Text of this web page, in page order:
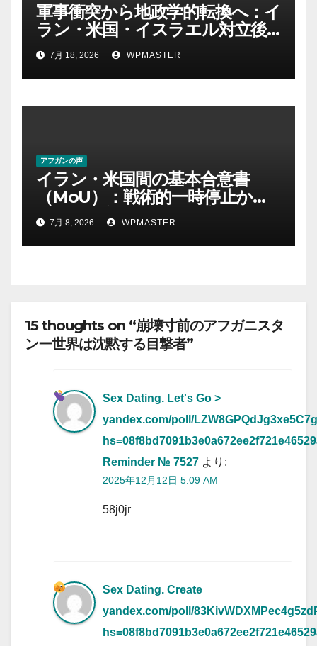
軍事衝突から地政学的転換へ：イ
ラン・米国・イスラエル対立後
の中東における権力・抵抗・世
界秩序の再定義ー第１部
7月 18, 2026 WPMASTER
アフガンの声
イラン・米国間の基本合意書
（MoU）：戦術的一時停止か、
それとも新たな地域秩序の始ま
りか？ Part-2
7月 8, 2026 WPMASTER
15 thoughts on “崩壊寸前のアフガニスタ
ンー世界は沈黙する目撃者”
Sex Dating. Let's Go >
yandex.com/poll/
Reminder № 7527 より:
2025年12月12日 5:09 AM
58j0jr
Sex Dating. Create
yandex.com/poll/